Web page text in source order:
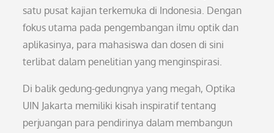
satu pusat kajian terkemuka di Indonesia. Dengan
fokus utama pada pengembangan ilmu optik dan
aplikasinya, para mahasiswa dan dosen di sini
terlibat dalam penelitian yang menginspirasi.
Di balik gedung-gedungnya yang megah, Optika
UIN Jakarta memiliki kisah inspiratif tentang
perjuangan para pendirinya dalam membangun